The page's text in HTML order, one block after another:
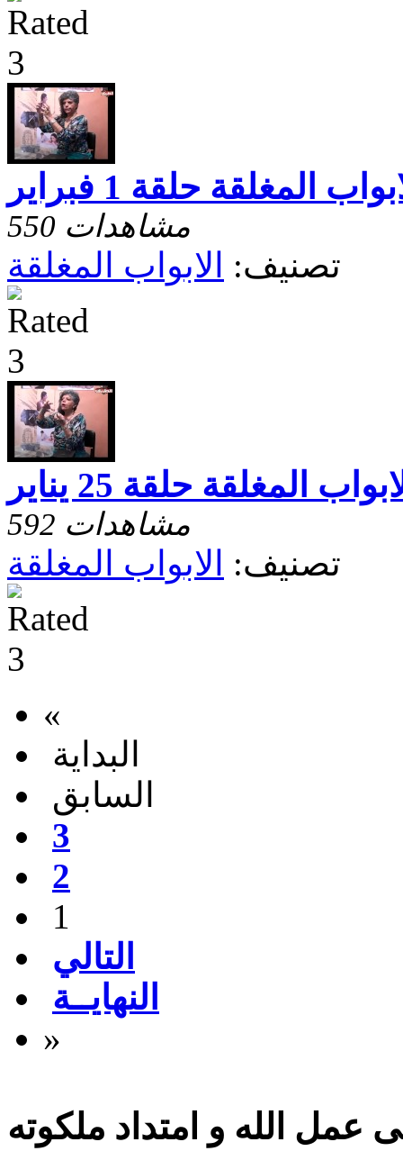
المغلقة حلقة 1 فبراير
550 مشاهدات
تصنيف: الابواب المغلقة
المغلقة حلقة 25 يناير
592 مشاهدات
تصنيف: الابواب المغلقة
«
البداية
السابق
3
2
1
التالي
النهايــة
»
عمل الله و امتداد ملكوته